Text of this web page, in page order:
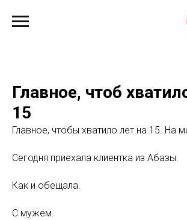
Главное, чтоб
15
Главное, чтобы хватило лет на 15. На
Сегодня приехала клиентка из Абазы.
Как и обещала.
С мужем.